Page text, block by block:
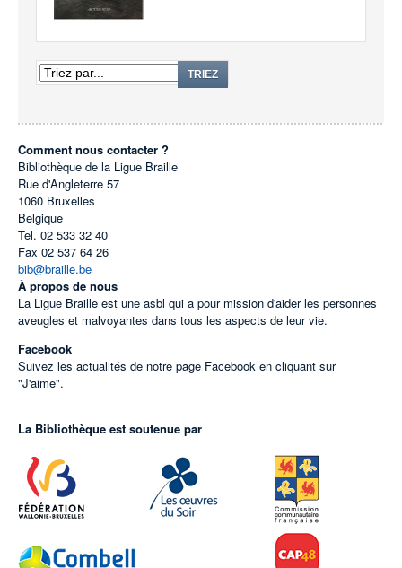
TRIEZ
Comment nous contacter ?
Bibliothèque de la Ligue Braille
Rue d'Angleterre 57
1060 Bruxelles
Belgique
Tel. 02 533 32 40
Fax 02 537 64 26
bib@braille.be
À propos de nous
La Ligue Braille est une asbl qui a pour mission d'aider les personnes
aveugles et malvoyantes dans tous les aspects de leur vie.
Facebook
Suivez les actualités de notre page Facebook en cliquant sur
"J'aime".
La Bibliothèque est soutenue par